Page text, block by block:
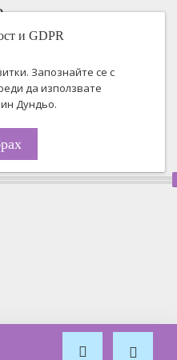
и GDPR
Запознайте се с
да използвате
Дундьо.